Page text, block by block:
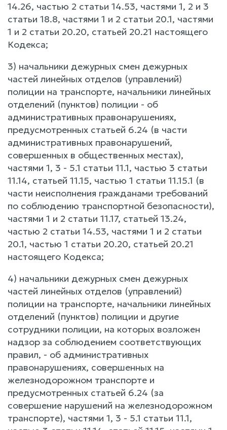
14.26, частью 2 статьи 14.53, частями 1, 2 и 3
статьи 18.8, частями 1 и 2 статьи 20.1, частями
1 и 2 статьи 20.20, статьей 20.21 настоящего
Кодекса;
3) начальники дежурных смен дежурных
частей линейных отделов (управлений)
полиции на транспорте, начальники линейных
отделений (пунктов) полиции - об
административных правонарушениях,
предусмотренных статьей 6.24 (в части
административных правонарушений,
совершенных в общественных местах),
частями 1, 3 - 5.1 статьи 11.1, частью 3 статьи
11.14, статьей 11.15, частью 1 статьи 11.15.1 (в
части неисполнения гражданами требований
по соблюдению транспортной безопасности),
частями 1 и 2 статьи 11.17, статьей 13.24,
частью 2 статьи 14.53, частями 1 и 2 статьи
20.1, частью 1 статьи 20.20, статьей 20.21
настоящего Кодекса;
4) начальники дежурных смен дежурных
частей линейных отделов (управлений)
полиции на транспорте, начальники линейных
отделений (пунктов) полиции и другие
сотрудники полиции, на которых возложен
надзор за соблюдением соответствующих
правил, - об административных
правонарушениях, совершенных на
железнодорожном транспорте и
предусмотренных статьей 6.24 (за
совершение нарушений на железнодорожном
транспорте), частями 1, 3 - 5.1 статьи 11.1,